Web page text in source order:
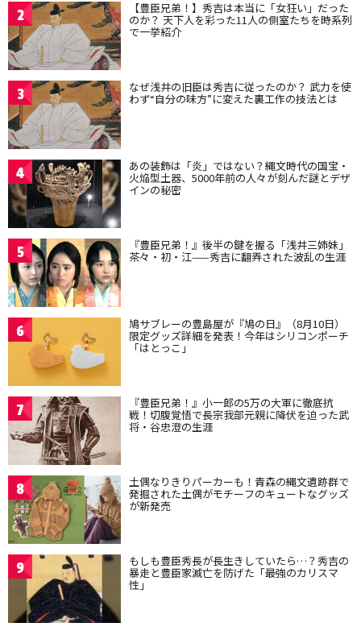
2 【豊臣兄弟！】秀吉は本当に「女狂い」だった
のか？ 天下人を彩った11人の側室たちを時系列
で一挙紹介
3 なぜ浅井の旧臣は秀吉に従ったのか？ 武力を使
わず“自分の味方”に変えた裏工作の技法とは
4 あの装飾は「炎」ではない？縄文時代の国宝・
火焔型土器、5000年前の人々が刻んだ謎とデザ
インの秘密
5 『豊臣兄弟！』後半の鍵を握る「浅井三姉妹」
茶々・初・江——秀吉に翻弄された波乱の生涯
6 鳩サブレーの豊島屋が『鳩の日』（8月10日）
限定グッズ詳細を発表！今年はシリコンポーチ
「はとっこ」
7 『豊臣兄弟！』小一郎の5万の大軍に徹底抗
戦！切腹覚悟で長宗我部元親に降伏を迫った武
将・谷忠澄の生涯
8 土偶なりきりパーカーも！青森の縄文遺跡群で
発掘された土偶がモチーフのキュートなグッズ
が新発売
9 もしも豊臣秀長が長生きしていたら…？秀吉の
暴走と豊臣家滅亡を防げた「最強のカリスマ
性」